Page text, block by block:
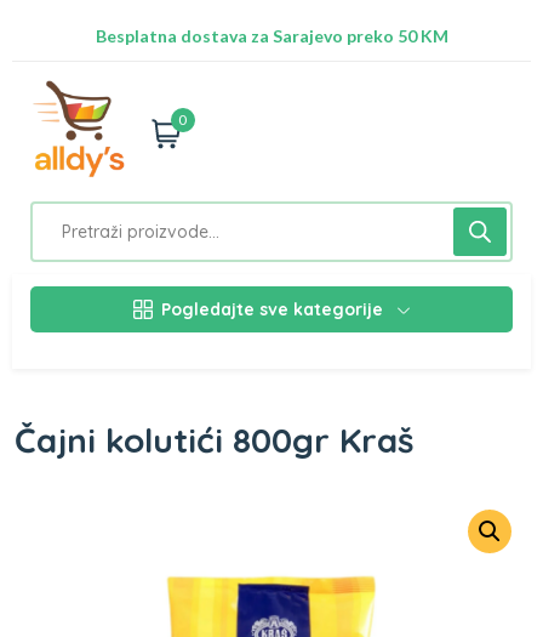
Besplatna dostava za Sarajevo preko 50 KM
0
Pogledajte sve kategorije
Čajni kolutići 800gr Kraš